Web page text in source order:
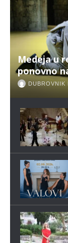
Medeja u
ponovno
DUBROVNIK